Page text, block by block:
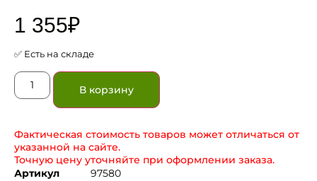
1 355₽
✅ Есть на складе
В корзину
Фактическая стоимость товаров может отличаться от
указанной на сайте.
Точную цену уточняйте при оформлении заказа.
Артикул
97580